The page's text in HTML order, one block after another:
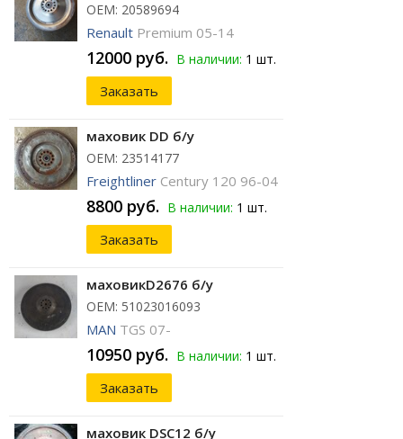
ОЕМ: 20589694
Renault Premium 05-14
12000 руб. В наличии: 1 шт.
Заказать
маховик DD б/у
ОЕМ: 23514177
Freightliner Century 120 96-04
8800 руб. В наличии: 1 шт.
Заказать
маховикD2676 б/у
ОЕМ: 51023016093
MAN TGS 07-
10950 руб. В наличии: 1 шт.
Заказать
маховик DSC12 б/у